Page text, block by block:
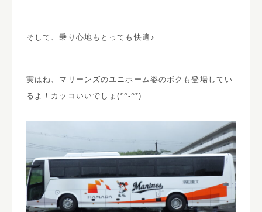
そして、乗り心地もとっても快適♪
実はね、マリーンズのユニホーム姿のボクも登場してい
るよ！カッコいいでしょ(*^-^*)